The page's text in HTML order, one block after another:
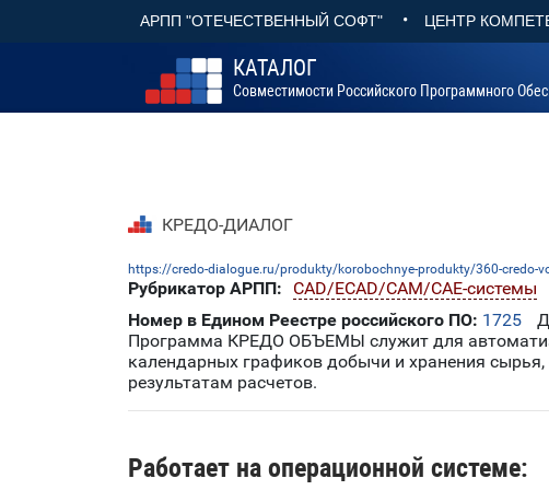
АРПП "ОТЕЧЕСТВЕННЫЙ СОФТ" • ЦЕНТР
КАТАЛОГ
Совместимости Российского Программного
КРЕДО-ДИАЛОГ
https://credo-dialogue.ru/produkty/korobochnye-produkty/360-credo-
Рубрикатор АРПП: CAD/ECAD/CAM/CAE-системы
Номер в Едином Реестре российского ПО: 1725
Программа КРЕДО ОБЪЕМЫ служит для
календарных графиков добычи и хранения
результатам расчетов.
Работает на операционной системе: